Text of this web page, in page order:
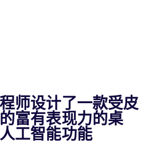
师设计了一款受皮
富有表现力的桌
工智能功能